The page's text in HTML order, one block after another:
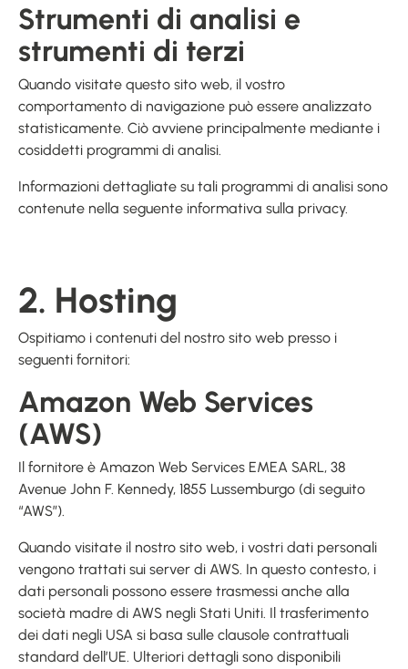
Strumenti di analisi e
strumenti di terzi
Quando visitate questo sito web, il vostro
comportamento di navigazione può essere analizzato
statisticamente. Ciò avviene principalmente mediante i
cosiddetti programmi di analisi.
Informazioni dettagliate su tali programmi di analisi sono
contenute nella seguente informativa sulla privacy.
2. Hosting
Ospitiamo i contenuti del nostro sito web presso i
seguenti fornitori:
Amazon Web Services
(AWS)
Il fornitore è Amazon Web Services EMEA SARL, 38
Avenue John F. Kennedy, 1855 Lussemburgo (di seguito
“AWS”).
Quando visitate il nostro sito web, i vostri dati personali
vengono trattati sui server di AWS. In questo contesto, i
dati personali possono essere trasmessi anche alla
società madre di AWS negli Stati Uniti. Il trasferimento
dei dati negli USA si basa sulle clausole contrattuali
standard dell’UE. Ulteriori dettagli sono disponibili